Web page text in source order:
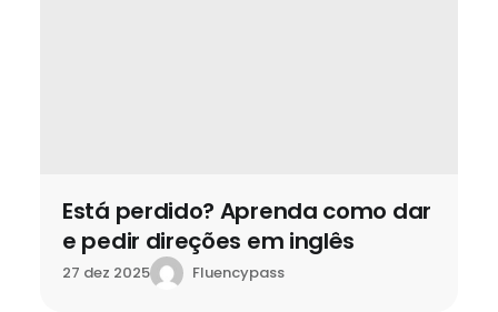
Está perdido? Aprenda como dar
e pedir direções em inglês
27 dez 2025 Fluencypass